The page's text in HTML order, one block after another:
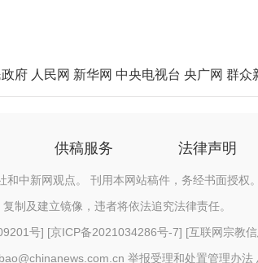
府 人民网 新华网 中央电视台 央广网 群众
供稿服务 法律声明
中新网观点。 刊用本网站稿件，务经书面授权。
制及建立镜像，违者将依法追究法律责任。
号] [京ICP备2021034286号-7] [互联网宗教
举报受理和处置管理办法